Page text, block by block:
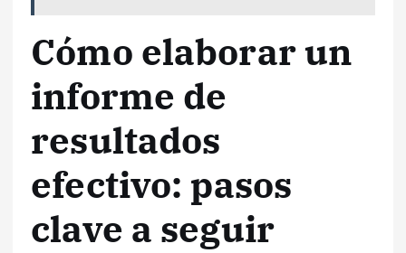
Cómo elaborar un
informe de
resultados
efectivo: pasos
clave a seguir